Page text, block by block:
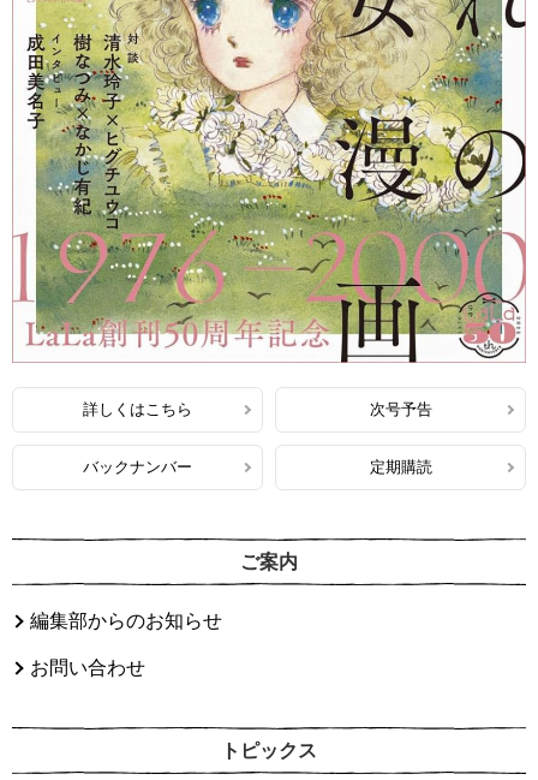
詳しくはこちら 次号予告
バックナンバー 定期購読
ご案内
編集部からのお知らせ
お問い合わせ
トピックス